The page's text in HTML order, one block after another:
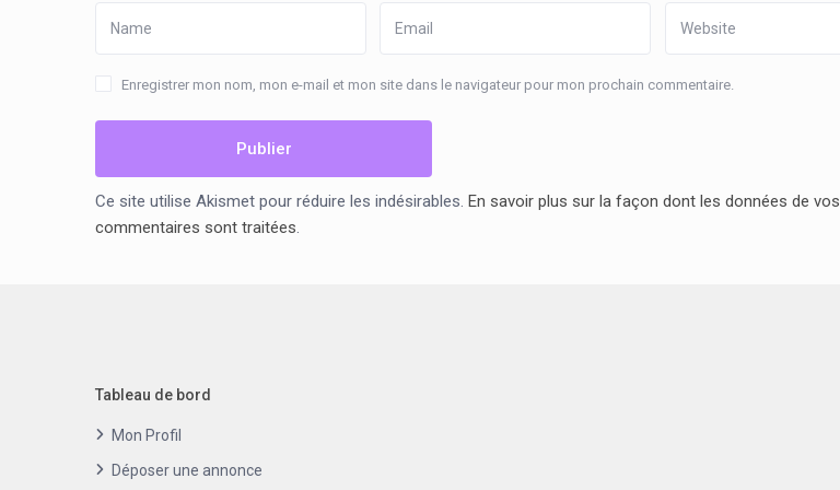
Enregistrer mon nom, mon e-mail et mon site dans le navigateur pour mon prochain commentaire.
Ce site utilise Akismet pour réduire les indésirables. En savoir plus sur la façon dont les données de vos
commentaires sont traitées.
Tableau de bord
Mon Profil
Déposer une annonce